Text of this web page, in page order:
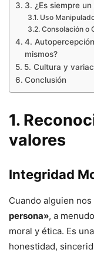
3. ¿Es siempre
Uso
Consolación o
4.
mismos?
5. Cultura y
Conclusión
1.
valores
Integridad
Cuando alguien
persona», a
moral y ética. Es
honestidad,